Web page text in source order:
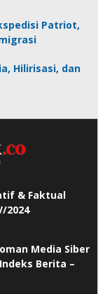
Patriot,
Hilirisasi, dan
& Faktual
2024
Media Siber
Indeks Berita –